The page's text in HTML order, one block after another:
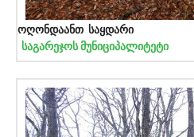
ოღონდაანთ საყდარი
საგარეჯოს მუნიციპალიტეტი